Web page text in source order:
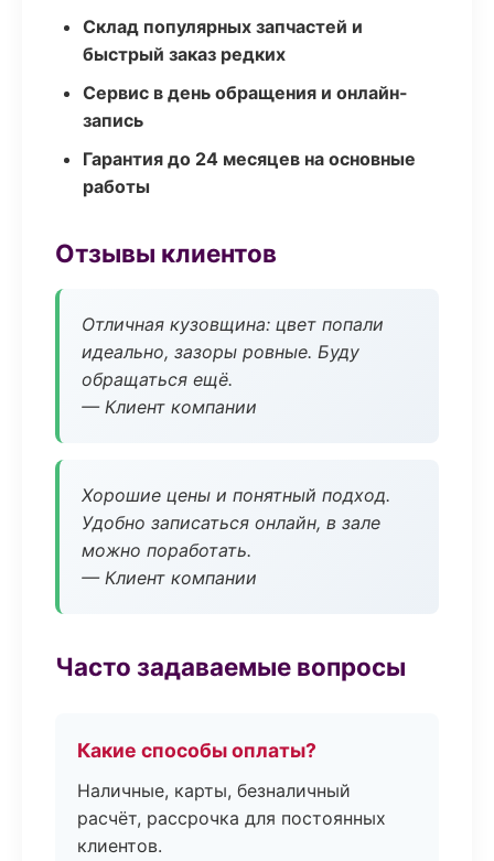
Склад популярных запчастей и
быстрый заказ редких
Сервис в день обращения и онлайн-
запись
Гарантия до 24 месяцев на основные
работы
Отзывы клиентов
Отличная кузовщина: цвет попали
идеально, зазоры ровные. Буду
обращаться ещё.
— Клиент компании
Хорошие цены и понятный подход.
Удобно записаться онлайн, в зале
можно поработать.
— Клиент компании
Часто задаваемые вопросы
Какие способы оплаты?
Наличные, карты, безналичный
расчёт, рассрочка для постоянных
клиентов.